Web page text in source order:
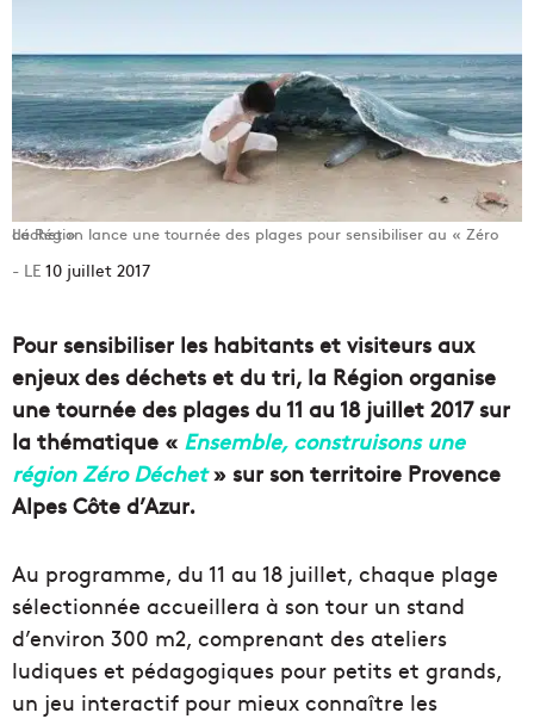
La Région lance une tournée des plages pour sensibiliser au « Zéro déchet »
10 juillet 2017
Pour sensibiliser les habitants et visiteurs aux
enjeux des déchets et du tri, la Région organise
une tournée des plages du 11 au 18 juillet 2017 sur
la thématique « Ensemble, construisons une
région Zéro Déchet» sur son territoire Provence
Alpes Côte d’Azur.
Au programme, du 11 au 18 juillet, chaque plage
sélectionnée accueillera à son tour un stand
d’environ 300 m2, comprenant des ateliers
ludiques et pédagogiques pour petits et grands,
un jeu interactif pour mieux connaître les